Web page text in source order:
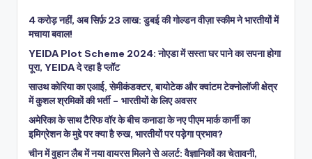
4 करोड़ नहीं, अब सिर्फ़ 23 लाख: डुबई की गोल्डन वीज़ा स्कीम ने भारतीयों में
मचाया बवाल!
YEIDA Plot Scheme 2024: नोएडा में सस्ता घर पाने का सपना होगा
पूरा, YEIDA दे रहा है प्लॉट
साउथ कोरिया का एआई, सेमीकंडक्टर, बायोटेक और क्वांटम टेक्नोलॉजी क्षेत्र
में कुशल श्रमिकों की भर्ती – भारतीयों के लिए अवसर
अमेरिका के साथ टैरिफ वॉर के बीच कनाडा के नए पीएम मार्क कार्नी का
इमिग्रेशन के मुद्दे पर क्या है रुख, भारतीयों पर पड़ेगा प्रभाव?
चीन में वुहान लैब में नया वायरस मिलने से अलर्ट: वैज्ञानिकों का चेतावनी,